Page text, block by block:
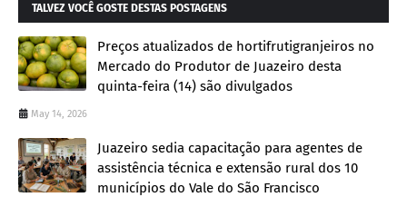
TALVEZ VOCÊ GOSTE DESTAS POSTAGENS
Preços atualizados de hortifrutigranjeiros no
Mercado do Produtor de Juazeiro desta
quinta-feira (14) são divulgados
May 14, 2026
Juazeiro sedia capacitação para agentes de
assistência técnica e extensão rural dos 10
municípios do Vale do São Francisco